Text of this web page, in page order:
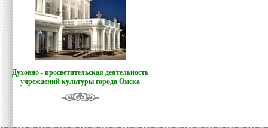
Духовно - просветительская деятельность
учреждений культуры города Омска